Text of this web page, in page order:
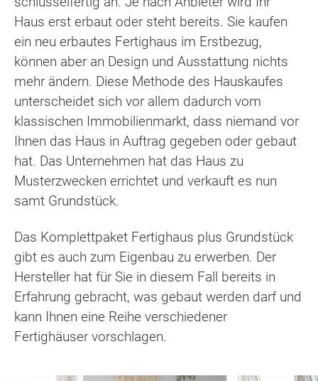
Haus erst erbaut oder steht bereits. Sie kaufen
ein neu erbautes Fertighaus im Erstbezug,
können aber an Design und Ausstattung nichts
mehr ändern. Diese Methode des Hauskaufes
unterscheidet sich vor allem dadurch vom
klassischen Immobilienmarkt, dass niemand vor
Ihnen das Haus in Auftrag gegeben oder gebaut
hat. Das Unternehmen hat das Haus zu
Musterzwecken errichtet und verkauft es nun
samt Grundstück.
Das Komplettpaket Fertighaus plus Grundstück
gibt es auch zum Eigenbau zu erwerben. Der
Hersteller hat für Sie in diesem Fall bereits in
Erfahrung gebracht, was gebaut werden darf und
kann Ihnen eine Reihe verschiedener
Fertighäuser vorschlagen.